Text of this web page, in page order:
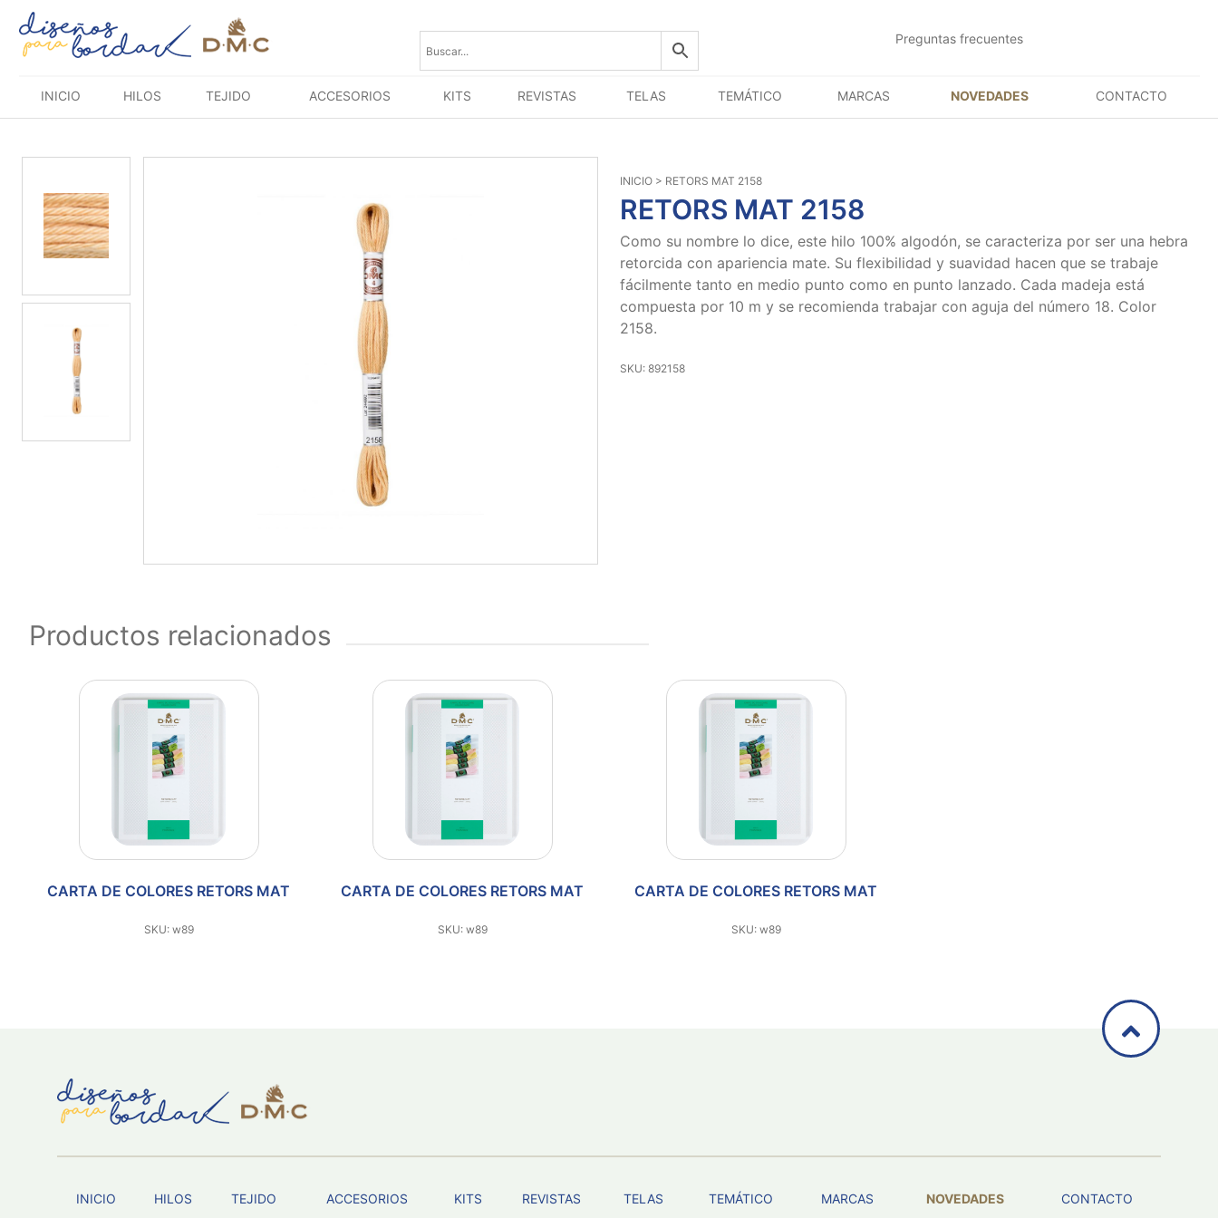
Saltar
contenido
Preguntas frecuentes
INICIO HILOS TEJIDO ACCESORIOS KITS REVISTAS TELAS TEMÁTICO MARCAS NOVEDADES CONTACTO
INICIO > RETORS MAT 2158
RETORS MAT 2158
Como su nombre lo dice, este hilo 100% algodón, se caracteriza por ser una hebra
retorcida con apariencia mate. Su flexibilidad y suavidad hacen que se trabaje
fácilmente tanto en medio punto como en punto lanzado. Cada madeja está
compuesta por 10 m y se recomienda trabajar con aguja del número 18. Color
2158.
SKU: 892158
Productos relacionados
CARTA DE COLORES RETORS MAT
SKU: w89
CARTA DE COLORES RETORS MAT
SKU: w89
CARTA DE COLORES RETORS MAT
SKU: w89
INICIO HILOS TEJIDO ACCESORIOS KITS REVISTAS TELAS TEMÁTICO MARCAS NOVEDADES CONTACTO